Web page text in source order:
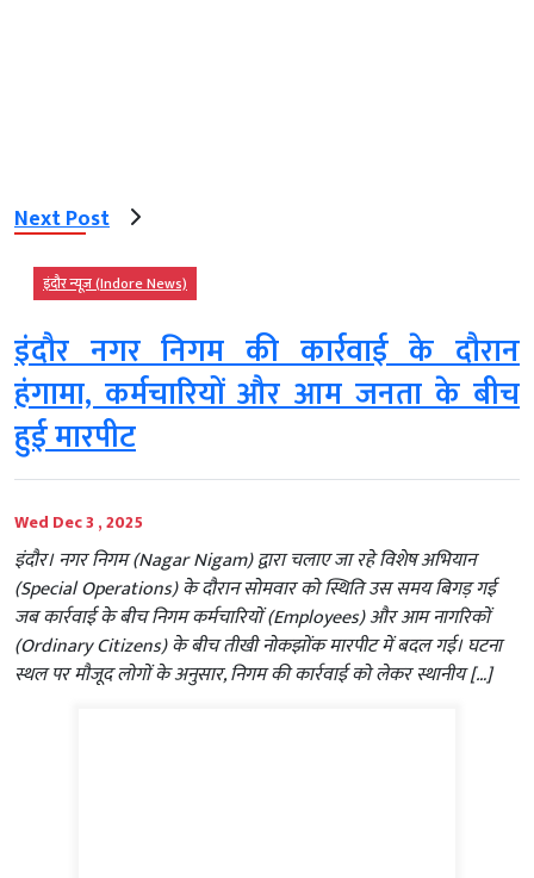
Next Post
इंदौर न्यूज़ (Indore News)
इंदौर नगर निगम की कार्रवाई के दौरान
हंगामा, कर्मचारियों और आम जनता के बीच
हुई मारपीट
Wed Dec 3 , 2025
इंदौर। नगर निगम (Nagar Nigam) द्वारा चलाए जा रहे विशेष अभियान
(Special Operations) के दौरान सोमवार को स्थिति उस समय बिगड़ गई
जब कार्रवाई के बीच निगम कर्मचारियों (Employees) और आम नागरिकों
(Ordinary Citizens) के बीच तीखी नोकझोंक मारपीट में बदल गई। घटना
स्थल पर मौजूद लोगों के अनुसार, निगम की कार्रवाई को लेकर स्थानीय […]